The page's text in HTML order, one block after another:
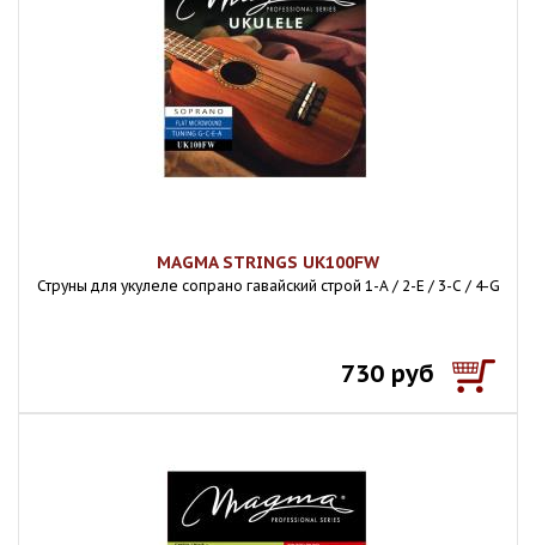
MAGMA STRINGS UK100FW
Струны для укулеле сопрано гавайский строй 1-A / 2-E / 3-C / 4-G
730 руб